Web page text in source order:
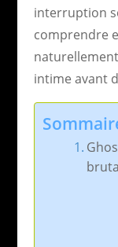
interruption
comprendre
intime avant